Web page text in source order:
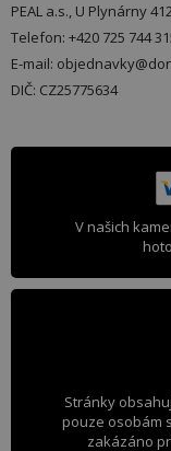
PEAL a.s., U Plynárny
Telefon: +420 725 744
E-mail:
DIČ: CZ25775634
V našich
Stránky
pouze osobám
zakázáno